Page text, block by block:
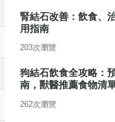
腎結石改善：飲食、
用指南
203次瀏覽
狗結石飲食全攻略：
南，獸醫推薦食物清
262次瀏覽